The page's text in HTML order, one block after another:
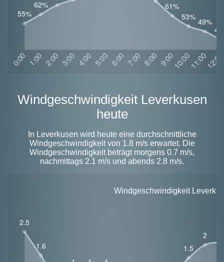
Windgeschwindigkeit Leverkusen
heute
In Leverkusen wird heute eine durchschnittliche
Windgeschwindigkeit von 1.8 m/s erwartet. Die
Windgeschwindigkeit beträgt morgens 0.7 m/s,
nachmittags 2.1 m/s und abends 2.8 m/s.
Windgeschwindigkeit